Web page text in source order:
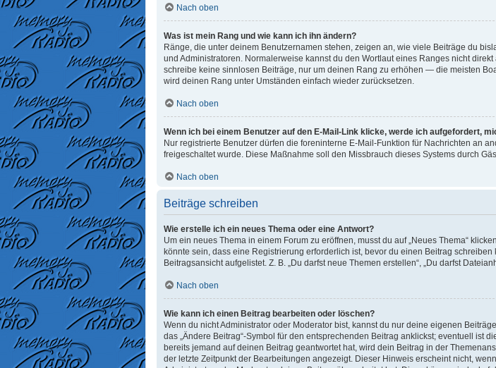
Nach oben
Was ist mein Rang und wie kann ich ihn ändern?
Ränge, die unter deinem Benutzernamen stehen, zeigen an, wie viele Beiträge du
und Administratoren. Normalerweise kannst du den Wortlaut eines Ranges nicht
schreibe keine sinnlosen Beiträge, nur um deinen Rang zu erhöhen — die meisten
wird deinen Rang unter Umständen einfach wieder zurücksetzen.
Nach oben
Wenn ich bei einem Benutzer auf den E-Mail-Link klicke, werde ich aufgefordert,
Nur registrierte Benutzer dürfen die foreninterne E-Mail-Funktion für Nachrichten an
freigeschaltet wurde. Diese Maßnahme soll den Missbrauch dieses Systems durch
Nach oben
Beiträge schreiben
Wie erstelle ich ein neues Thema oder eine Antwort?
Um ein neues Thema in einem Forum zu eröffnen, musst du auf „Neues Thema“
könnte sein, dass eine Registrierung erforderlich ist, bevor du einen Beitrag
Beitragsansicht aufgelistet. Z. B. „Du darfst neue Themen erstellen“, „Du darfst
Nach oben
Wie kann ich einen Beitrag bearbeiten oder löschen?
Wenn du nicht Administrator oder Moderator bist, kannst du nur deine eigenen
das „Ändere Beitrag“-Symbol für den entsprechenden Beitrag anklickst; eventuell ist
bereits jemand auf deinen Beitrag geantwortet hat, wird dein Beitrag in der
der letzte Zeitpunkt der Bearbeitungen angezeigt. Dieser Hinweis erscheint nicht,